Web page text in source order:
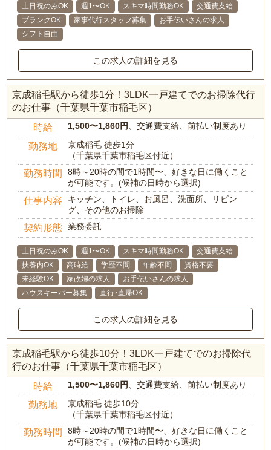
土日祝のみOK 週1〜OK スキマ時間勤務OK
交通費支給
ブランクOK
家事代行スタッフ募集
お手伝いさんの求人
シフト自由
この求人の詳細を見る
京成稲毛駅から徒歩1分！3LDK一戸建てでのお掃除代行
のお仕事（千葉県千葉市稲毛区）
時給 1,500〜1,860円 、交通費支給、前払い制度あり
勤務地
京成稲毛 徒歩1分
（千葉県千葉市稲毛区付近）
勤務時間
8時～20時の間で1時間〜、好きな日に働くこと
が可能です。(候補の日時から選択)
仕事内容
キッチン、トイレ、お風呂、洗面所、リビン
グ、その他のお掃除
契約形態 業務委託
土日祝のみOK 週1〜OK スキマ時間勤務OK
交通費支給
扶養内OK
高時給 学歴不問 年齢不問
資格不要
未経験OK
家政婦の求人
お手伝いさんの求人
ハウスキーパー募集
直行･直帰OK
この求人の詳細を見る
京成稲毛駅から徒歩10分！3LDK一戸建てでのお掃除代
行のお仕事（千葉県千葉市稲毛区）
時給 1,500〜1,860円 、交通費支給、前払い制度あり
勤務地
京成稲毛 徒歩10分
（千葉県千葉市稲毛区付近）
勤務時間
8時～20時の間で1時間〜、好きな日に働くこと
が可能です。(候補の日時から選択)